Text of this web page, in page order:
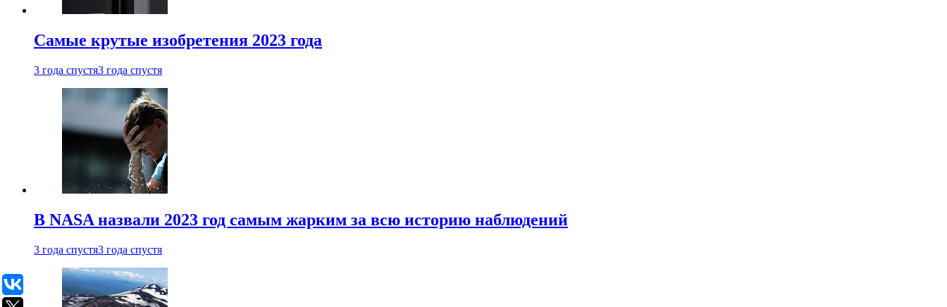
Самые крутые изобретения 2023 года
3 года спустя3 года спустя
В NASA назвали 2023 год самым жарким за всю историю наблюдений
3 года спустя3 года спустя